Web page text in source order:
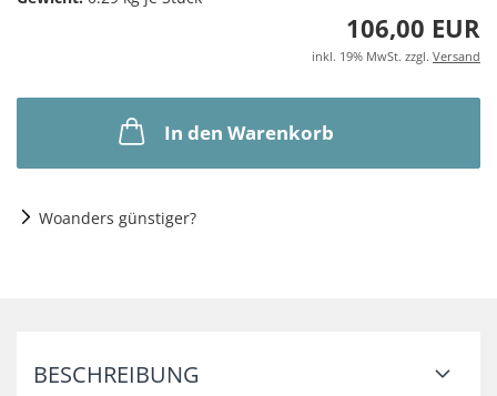
106,00 EUR
inkl. 19% MwSt. zzgl. Versand
In den Warenkorb
Woanders günstiger?
BESCHREIBUNG